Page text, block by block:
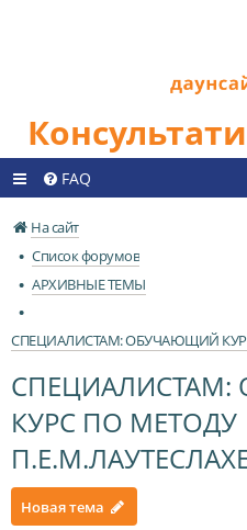
FAQ
На сайт
Список форумов
АРХИВНЫЕ ТЕМЫ
СПЕЦИАЛИСТАМ: ОБУЧАЮЩИЙ
КУРС ПО МЕТОДУ
Новая тема